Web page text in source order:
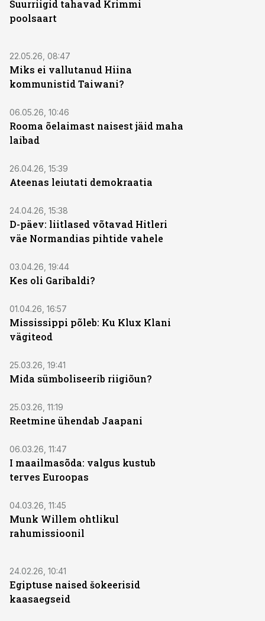
Suurriigid tahavad Krimmi
poolsaart
22.05.26, 08:47
Miks ei vallutanud Hiina
kommunistid Taiwani?
06.05.26, 10:46
Rooma õelaimast naisest jäid maha
laibad
26.04.26, 15:39
Ateenas leiutati demokraatia
24.04.26, 15:38
D-päev: liitlased võtavad Hitleri
väe Normandias pihtide vahele
03.04.26, 19:44
Kes oli Garibaldi?
01.04.26, 16:57
Mississippi põleb: Ku Klux Klani
vägiteod
25.03.26, 19:41
Mida sümboliseerib riigiõun?
25.03.26, 11:19
Reetmine ühendab Jaapani
06.03.26, 11:47
I maailmasõda: valgus kustub
terves Euroopas
04.03.26, 11:45
Munk Willem ohtlikul
rahumissioonil
24.02.26, 10:41
Egiptuse naised šokeerisid
kaasaegseid